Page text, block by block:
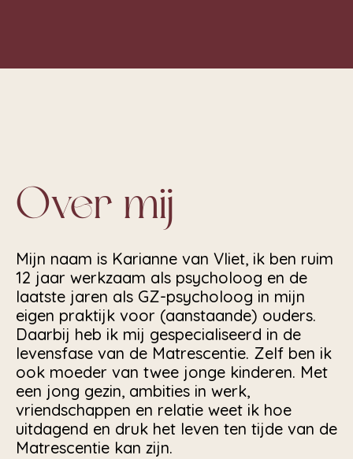
Over mij
Mijn naam is Karianne van Vliet, ik ben ruim
12 jaar werkzaam als psycholoog en de
laatste jaren als GZ-psycholoog in mijn
eigen praktijk voor (aanstaande) ouders.
Daarbij heb ik mij gespecialiseerd in de
levensfase van de Matrescentie. Zelf ben ik
ook moeder van twee jonge kinderen. Met
een jong gezin, ambities in werk,
vriendschappen en relatie weet ik hoe
uitdagend en druk het leven ten tijde van de
Matrescentie kan zijn.